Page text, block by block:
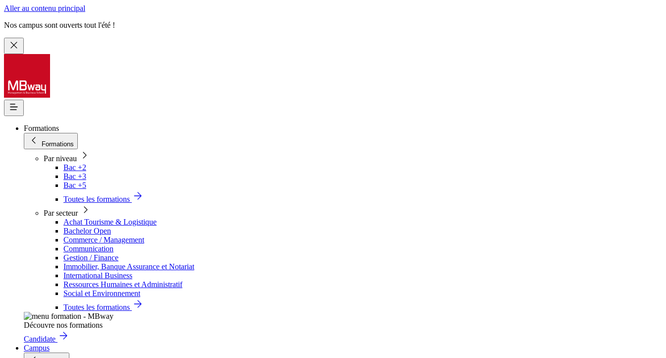
Aller au contenu principal
Nos campus sont ouverts tout l'été !
Formations
Formations
Par niveau
Bac +2
Bac +3
Bac +5
Toutes les formations
Par secteur
Achat Tourisme & Logistique
Bachelor Open
Commerce / Management
Communication
Gestion / Finance
Immobilier, Banque Assurance et Notariat
International Business
Ressources Humaines et Administratif
Social et Environnement
Toutes les formations
Découvre nos formations
Candidate
Campus